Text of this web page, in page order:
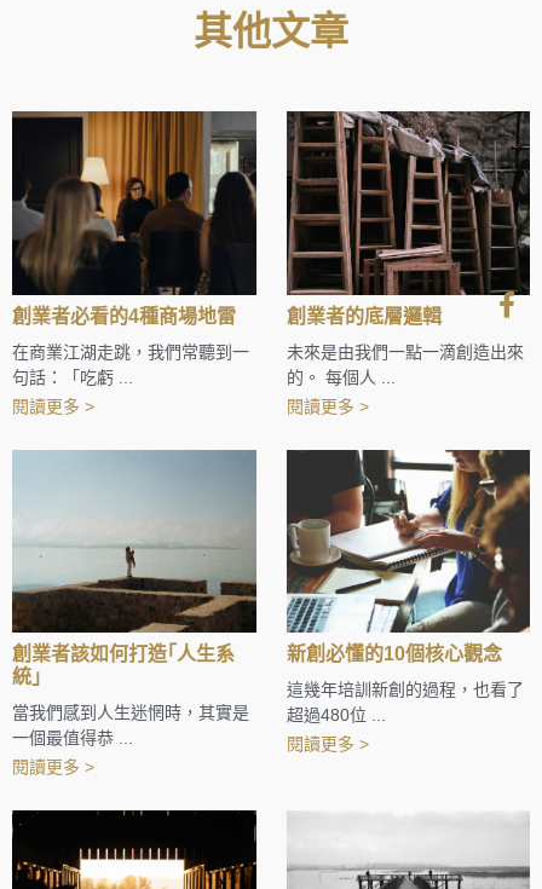
其他文章
創業者必看的4種商場地雷
在商業江湖走跳，我們常聽到一
句話：「吃虧 ...
閱讀更多 >
創業者的底層邏輯
未來是由我們一點一滴創造出來
的。 每個人 ...
閱讀更多 >
創業者該如何打造｢人生系
統｣
當我們感到人生迷惘時，其實是
一個最值得恭 ...
閱讀更多 >
新創必懂的10個核心觀念
這幾年培訓新創的過程，也看了
超過480位 ...
閱讀更多 >